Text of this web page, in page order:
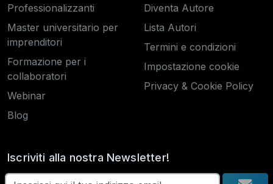
Professionalizzanti
Master universitario per
imprenditori
Formazione per i
collaboratori
Webinar
Blog
Diventa Autore
Lista Autori
Termini e condizioni
Impostazione cookie
Privacy & Cookie Policy
Iscriviti alla nostra Newsletter!